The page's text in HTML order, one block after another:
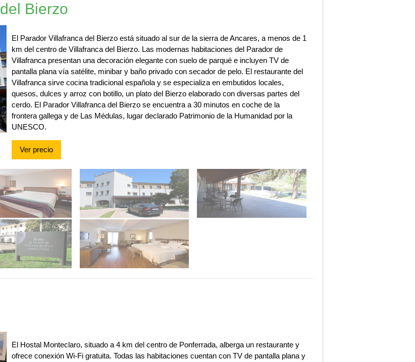
Bierzo
El Parador Villafranca del Bierzo está situado al sur de la sierra de Ancares, a menos de 1
km del centro de Villafranca del Bierzo. Las modernas habitaciones del Parador de
Villafranca presentan una decoración elegante con suelo de parqué e incluyen TV de
pantalla plana vía satélite, minibar y baño privado con secador de pelo. El restaurante del
Villafranca sirve cocina tradicional española y se especializa en embutidos locales,
quesos, dulces y arroz con botillo, un plato del Bierzo elaborado con diversas partes del
cerdo. El Parador Villafranca del Bierzo se encuentra a 30 minutos en coche de la
frontera gallega y de Las Médulas, lugar declarado Patrimonio de la Humanidad por la
UNESCO.
Ver precio
El Hostal Monteclaro, situado a 4 km del centro de Ponferrada, alberga un restaurante y
ofrece conexión Wi-Fi gratuita. Todas las habitaciones cuentan con TV de pantalla plana y